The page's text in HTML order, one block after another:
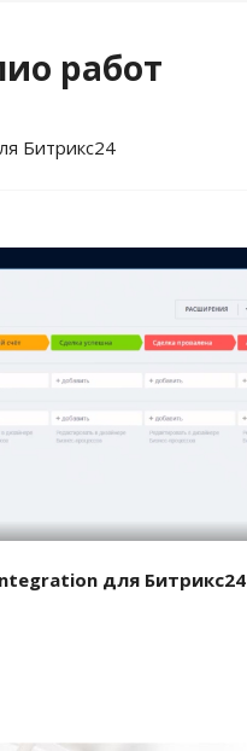
работ
Битрикс24
для Битрикс24